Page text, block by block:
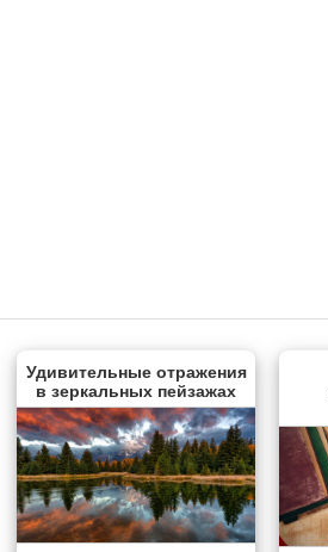
Удивительные отражения
в зеркальных пейзажах